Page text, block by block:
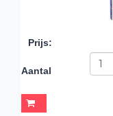
Prijs:
Aantal